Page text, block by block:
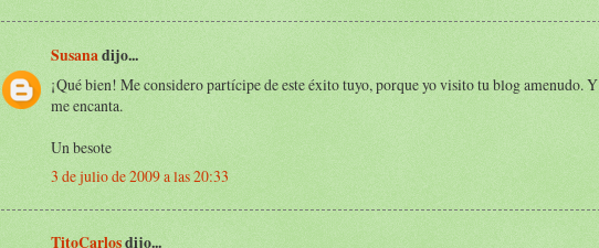
Susanadijo...
¡Qué bien! Me considero partícipe de este éxito tuyo, porque yo visito tu blog amenudo. Y
me encanta.
Un besote
3 de julio de 2009 a las 20:33
TitoCarlosdijo...